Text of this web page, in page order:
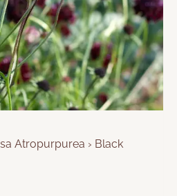
Atropurpurea › Black